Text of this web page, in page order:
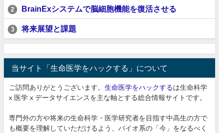
2 BrainExシステムで脳細胞機能を復活させる
3 将来展望と課題
当サイト「生命医学をハックする」について
ご訪問ありがとうございます。 生命医学をハックするは生命科学
x 医学 x データサイエンスを主な軸とする総合情報サイトです。
専門外の方や将来の生命科学・医学研究者を目指す中高生の方で
も概要を理解していただけるよう、バイオ系の「今」をなるべく